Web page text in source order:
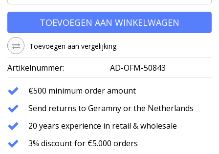
TOEVOEGEN AAN WINKELWAGEN
Toevoegen aan vergelijking
Artikelnummer: AD-OFM-50843
€500 minimum order amount
Send returns to Geramny or the Netherlands
20 years experience in retail & wholesale
3% discount for €5.000 orders